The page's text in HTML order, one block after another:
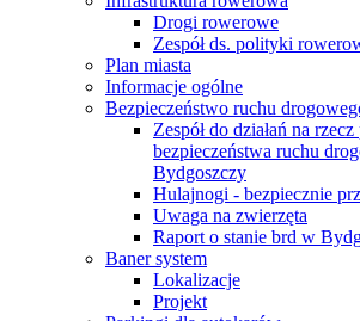
Drogi rowerowe
Zespół ds. polityki
Plan miasta
Informacje ogólne
Bezpieczeństwo ruchu
Zespół do działań na
bezpieczeństwa ruchu
Bydgoszczy
Hulajnogi - bezpiecznie
Uwaga na zwierzęta
Raport o stanie brd w
Baner system
Lokalizacje
Projekt